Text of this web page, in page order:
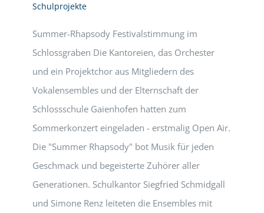
Schulprojekte
Summer-Rhapsody Festivalstimmung im
Schlossgraben Die Kantoreien, das Orchester
und ein Projektchor aus Mitgliedern des
Vokalensembles und der Elternschaft der
Schlossschule Gaienhofen hatten zum
Sommerkonzert eingeladen - erstmalig Open Air.
Die "Summer Rhapsody" bot Musik für jeden
Geschmack und begeisterte Zuhörer aller
Generationen. Schulkantor Siegfried Schmidgall
und Simone Renz leiteten die Ensembles mit